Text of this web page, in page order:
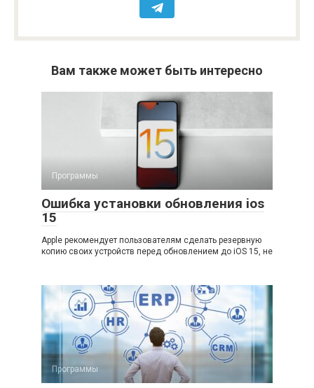
Вам также может быть интересно
Программы
Ошибка установки обновления ios
15
Apple рекомендует пользователям сделать резервную
копию своих устройств перед обновлением до iOS 15, не
Программы